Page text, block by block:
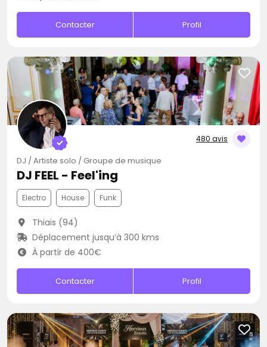
Contacter Profil
480 avis
DJ / Artiste solo / Groupe de musique
DJ FEEL - Feel'ing
Electro House Funk
Thiais (94)
Déplacement jusqu’à 300 kms
À partir de 400€
Contacter Profil